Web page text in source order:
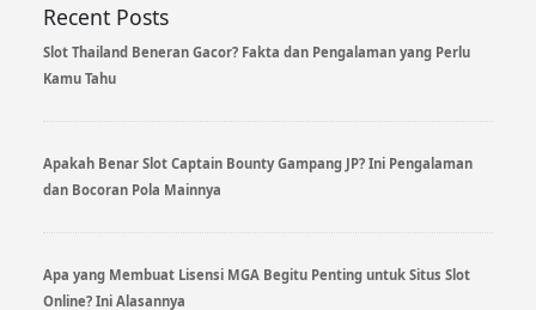
Recent Posts
Slot Thailand Beneran Gacor? Fakta dan Pengalaman yang Perlu
Kamu Tahu
Apakah Benar Slot Captain Bounty Gampang JP? Ini Pengalaman
dan Bocoran Pola Mainnya
Apa yang Membuat Lisensi MGA Begitu Penting untuk Situs Slot
Online? Ini Alasannya